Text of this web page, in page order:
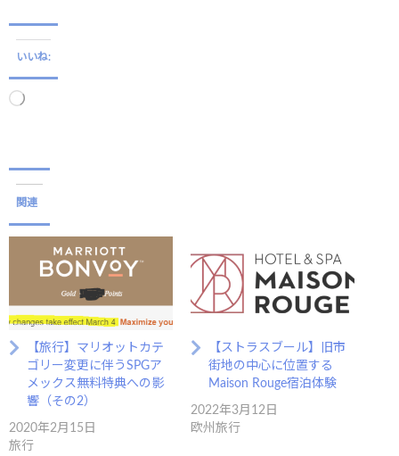
いいね:
読
関連
【旅行】マリオットカテ
ゴリー変更に伴うSPGア
メックス無料特典への影
響（その2）
2020年2月15日
旅行
【ストラスブール】旧市
街地の中心に位置する
Maison Rouge宿泊体験
2022年3月12日
欧州旅行